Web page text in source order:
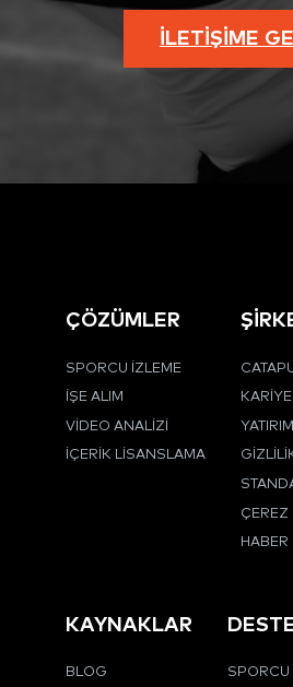
İLETIŞIME
ÇÖZÜMLER
SPORCU İZLEME
İŞE ALIM
VIDEO ANALIZI
İÇERIK LISANSLAMA
ÇEREZ
HABER
KAYNAKLAR
BLOG SPORCU